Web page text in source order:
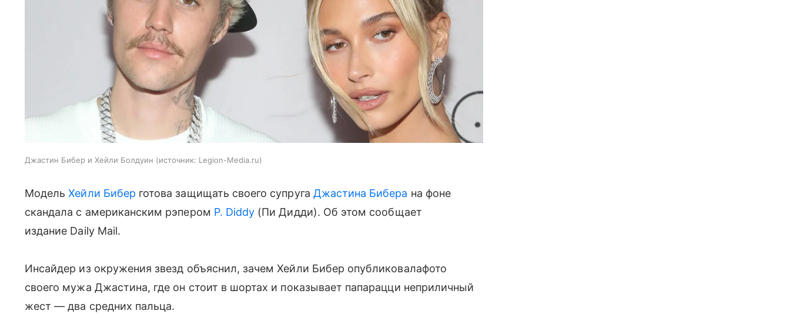
Джастин Бибер и Хейли Болдуин источник: Legion-Media.ru
МодельХейли Бибер готова защищать своего супруга Джастина Бибера на фоне
скандала с американским рэпером P. Diddy (Пи Дидди). Об этом сообщает
издание Daily Mail.
Инсайдер из окружения звезд объяснил, зачем Хейли Бибер опубликовалафото
своего мужа Джастина, где он стоит в шортах и показывает папарацци неприличный
жест — два средних пальца.